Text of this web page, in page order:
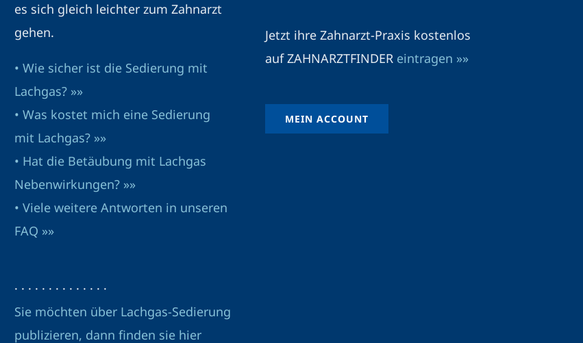
es sich gleich leichter zum Zahnarzt
gehen.
• Wie sicher ist die Sedierung mit
Lachgas? »»
• Was kostet mich eine Sedierung
mit Lachgas? »»
• Hat die Betäubung mit Lachgas
Nebenwirkungen? »»
• Viele weitere Antworten in unseren
FAQ »»
· · · · · · · · · · · · · ·
Sie möchten über Lachgas-Sedierung
publizieren, dann finden sie hier
Jetzt ihre Zahnarzt-Praxis kostenlos
auf ZAHNARZTFINDER eintragen »»
MEIN ACCOUNT